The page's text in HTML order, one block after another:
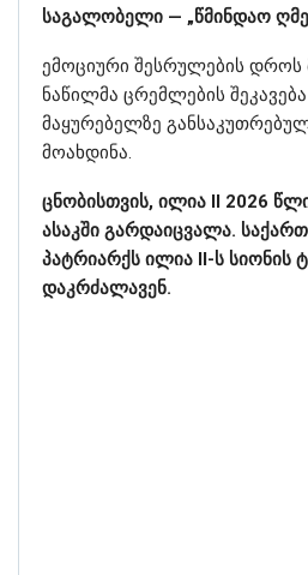
საგალობელი — „წმინდაო
ემოციური შესრულების
ნაწილმა ცრემლების
მაყურებელზე
მოახდინა.
ცნობისთვის, ილია II 2026
ასაკში გარდაიცვალა.
პატრიარქს ილია II-ს სიონის
დაკრძალავენ.